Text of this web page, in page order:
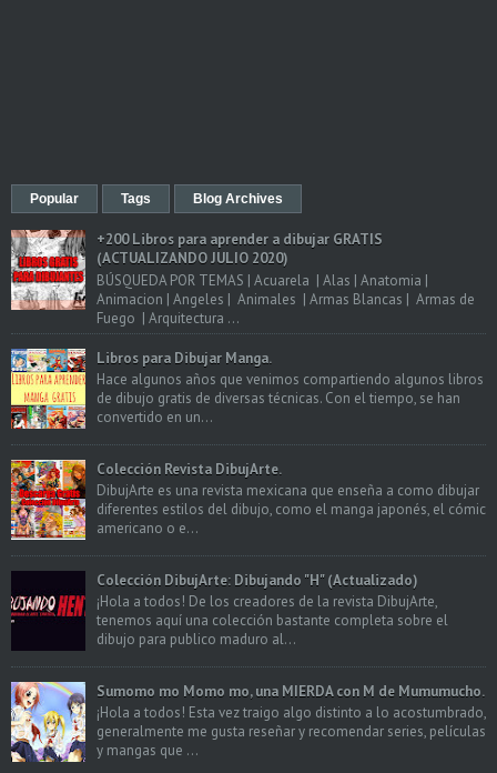
Popular Tags Blog Archives
+200 Libros para aprender a dibujar GRATIS
(ACTUALIZANDO JULIO 2020)
BÚSQUEDA POR TEMAS | Acuarela | Alas | Anatomia |
Animacion | Angeles | Animales | Armas Blancas | Armas de
Fuego | Arquitectura ...
Libros para Dibujar Manga.
Hace algunos años que venimos compartiendo algunos libros
de dibujo gratis de diversas técnicas. Con el tiempo, se han
convertido en un...
Colección Revista DibujArte.
DibujArte es una revista mexicana que enseña a como dibujar
diferentes estilos del dibujo, como el manga japonés, el cómic
americano o e...
Colección DibujArte: Dibujando "H" (Actualizado)
¡Hola a todos! De los creadores de la revista DibujArte,
tenemos aquí una colección bastante completa sobre el
dibujo para publico maduro al...
Sumomo mo Momo mo, una MIERDA con M de Mumumucho.
¡Hola a todos! Esta vez traigo algo distinto a lo acostumbrado,
generalmente me gusta reseñar y recomendar series, películas
y mangas que ...